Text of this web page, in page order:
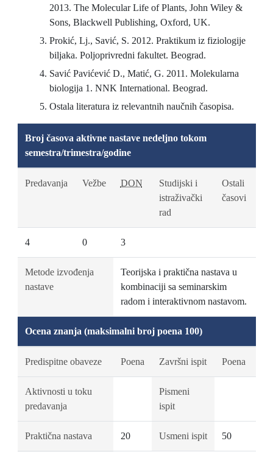
2013. The Molecular Life of Plants, John Wiley &
Sons, Blackwell Publishing, Oxford, UK.
Prokić, Lj., Savić, S. 2012. Praktikum iz fiziologije
biljaka. Poljoprivredni fakultet. Beograd.
Savić Pavićević D., Matić, G. 2011. Molekularna
biologija 1. NNK International. Beograd.
Ostala literatura iz relevantnih naučnih časopisa.
Broj časova aktivne nastave nedeljno tokom
semestra/trimestra/godine
Predavanja Vežbe DON
Studijski i
istraživački
rad
Ostali
časovi
4 0 3
Metode izvođenja
nastave
Teorijska i praktična nastava u
kombinaciji sa seminarskim
radom i interaktivnom nastavom.
Ocena znanja (maksimalni broj poena 100)
Predispitne obaveze Poena Završni ispit Poena
Aktivnosti u toku
predavanja
Pismeni
ispit
Praktična nastava 20 Usmeni ispit 50